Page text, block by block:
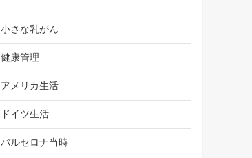
小さな乳がん
健康管理
アメリカ生活
ドイツ生活
バルセロナ当時